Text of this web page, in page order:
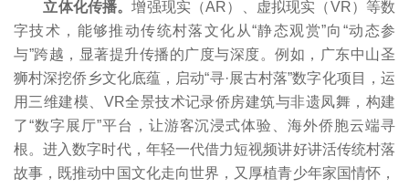
立体化传播。增强现实（AR）、虚拟现实（VR）等数
字技术，能够推动传统村落文化从“静态观赏”向“动态参
与”跨越，显著提升传播的广度与深度。例如，广东中山圣
狮村深挖侨乡文化底蕴，启动“寻·展古村落”数字化项目，运
用三维建模、VR全景技术记录侨房建筑与非遗凤舞，构建
了“数字展厅”平台，让游客沉浸式体验、海外侨胞云端寻
根。进入数字时代，年轻一代借力短视频讲好讲活传统村落
故事，既推动中国文化走向世界，又厚植青少年家国情怀，